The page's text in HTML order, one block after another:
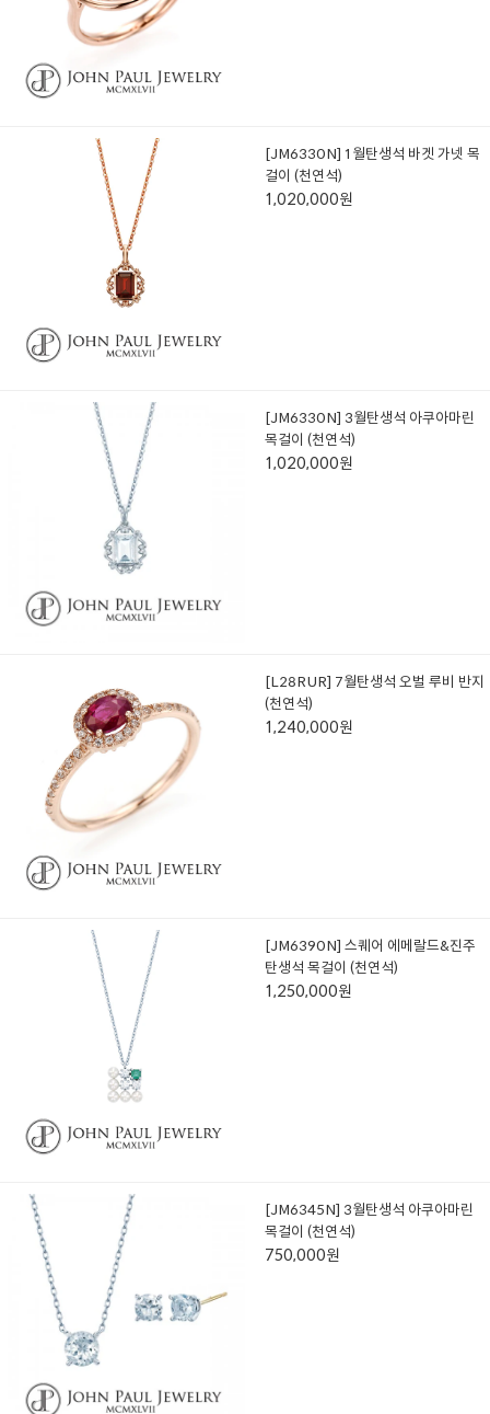
[JM6330N] 1월탄생석 바겟 가넷 목
걸이 (천연석)
1,020,000원
[JM6330N] 3월탄생석 아쿠아마린
목걸이 (천연석)
1,020,000원
[L28RUR] 7월탄생석 오벌 루비 반지
(천연석)
1,240,000원
[JM6390N] 스퀘어 에메랄드&진주
탄생석 목걸이 (천연석)
1,250,000원
[JM6345N] 3월탄생석 아쿠아마린
목걸이 (천연석)
750,000원